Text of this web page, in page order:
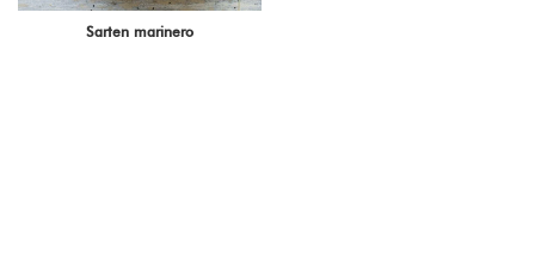
Sarten marinero